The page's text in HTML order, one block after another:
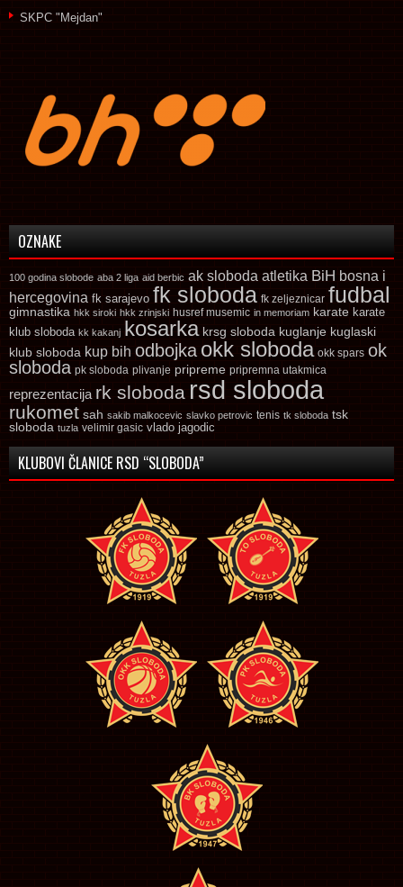
SKPC "Mejdan"
OZNAKE
100 godina slobode aba 2 liga aid berbic ak sloboda atletika BiH bosna i
hercegovina fk sarajevo fk sloboda fk zeljeznicar fudbal
gimnastika hkk siroki hkk zrinjski husref musemic in memoriam karate karate
klub sloboda kk kakanj kosarka krsg sloboda kuglanje kuglaski
klub sloboda kup bih odbojka okk sloboda okk spars ok
sloboda pk sloboda plivanje pripreme pripremna utakmica
reprezentacija rk sloboda rsd sloboda
rukomet sah sakib malkocevic slavko petrovic tenis tk sloboda tsk
sloboda tuzla velimir gasic vlado jagodic
KLUBOVI ČLANICE RSD “SLOBODA”